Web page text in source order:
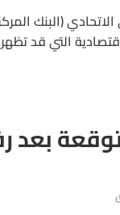
(البنك
التي قد
بعد